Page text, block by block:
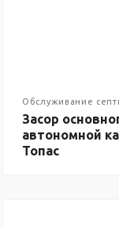
Обслуживание
Засор
автономной
Топас